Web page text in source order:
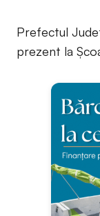
Prefectul
prezent la